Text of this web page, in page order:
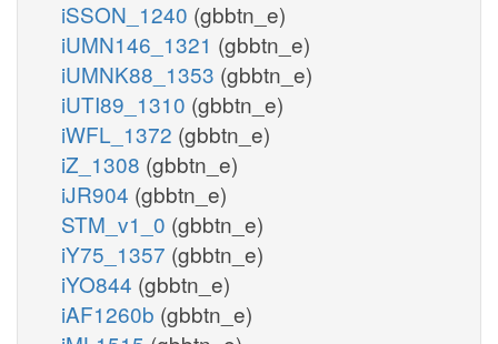
iSSON_1240 (gbbtn_e)
iUMN146_1321 (gbbtn_e)
iUMNK88_1353 (gbbtn_e)
iUTI89_1310 (gbbtn_e)
iWFL_1372 (gbbtn_e)
iZ_1308 (gbbtn_e)
iJR904 (gbbtn_e)
STM_v1_0 (gbbtn_e)
iY75_1357 (gbbtn_e)
iYO844 (gbbtn_e)
iAF1260b (gbbtn_e)